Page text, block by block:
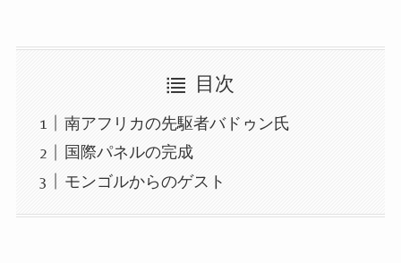
目次
南アフリカの先駆者バドゥン氏
国際パネルの完成
モンゴルからのゲスト